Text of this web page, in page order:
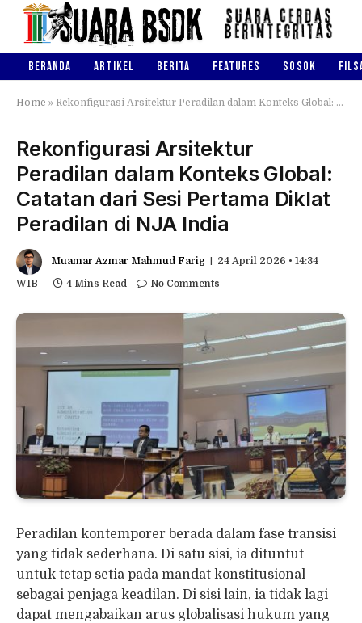
BERANDA ARTIKEL BERITA FEATURES SOSOK
Home » Rekonfigurasi Arsitektur Peradilan dalam Konteks Global: Catatan dari Sesi Pertama Diklat Peradilan di NJA India
Rekonfigurasi Arsitektur
Peradilan dalam Konteks Global:
Catatan dari Sesi Pertama Diklat
Peradilan di NJA India
Muamar Azmar Mahmud Farig
24 April 2026 • 14:34
WIB
4 Mins Read No Comments
Peradilan kontemporer berada dalam fase transisi
yang tidak sederhana. Di satu sisi, ia dituntut
untuk tetap setia pada mandat konstitusional
sebagai penjaga keadilan. Di sisi lain, ia tidak lagi
dapat mengabaikan arus globalisasi hukum yang